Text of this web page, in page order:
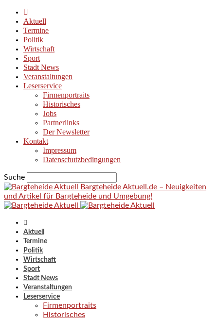
Aktuell
Termine
Politik
Wirtschaft
Sport
Stadt News
Veranstaltungen
Leserservice
Firmenportraits
Historisches
Jobs
Partnerlinks
Der Newsletter
Kontakt
Impressum
Datenschutzbedingungen
Suche
Bargteheide Aktuell.de – Neuigkeiten
und Artikel für Bargteheide und Umgebung!
Aktuell
Termine
Politik
Wirtschaft
Sport
Stadt News
Veranstaltungen
Leserservice
Firmenportraits
Historisches